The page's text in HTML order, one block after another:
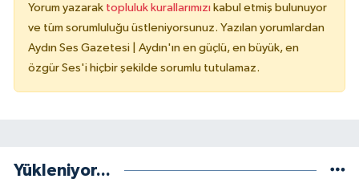
Yorum yazarak topluluk kurallarımızı kabul etmiş bulunuyor
ve tüm sorumluluğu üstleniyorsunuz. Yazılan yorumlardan
Aydın Ses Gazetesi | Aydın'ın en güçlü, en büyük, en
özgür Ses'i hiçbir şekilde sorumlu tutulamaz.
Yükleniyor...